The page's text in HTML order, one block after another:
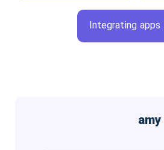
Integrating apps